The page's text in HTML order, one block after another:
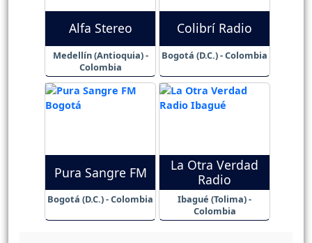
Alfa Stereo
Medellín (Antioquia) -
Colombia
Colibrí Radio
Bogotá (D.C.) - Colombia
Pura Sangre FM
Bogotá (D.C.) - Colombia
La Otra Verdad
Radio
Ibagué (Tolima) -
Colombia